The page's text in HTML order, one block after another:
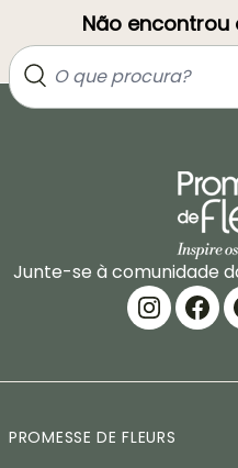
Não encontrou
Junte-se à comunidade
PROMESSE DE FLEURS